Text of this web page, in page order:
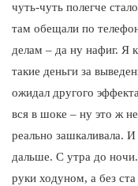
чуть-чуть полегче
там обещали по
делам – да ну нафиг. Я
такие деньги за
ожидал другого
вся в шоке – ну это ж
реально зашкаливала. И
дальше. С утра до
руки ходуном, а без